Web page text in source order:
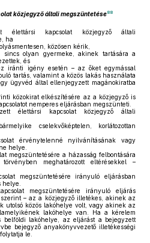
közjegyző általi megszüntetése88
kapcsolat közjegyző általi
ha
közösen kérik,
sincs olyan gyermeke, akinek tartására a
és
iránti igény esetén – az őket egymással
tartás, valamint a közös lakás használata
ügyvéd által ellenjegyzett magánokiratba
közokirat elkészítésére az a közjegyző is
nemperes eljárásban megszünteti.
élettársi kapcsolat közjegyző általi
cselekvőképtelen, korlátozottan
érvénytelenné nyilvánításának vagy
helye.
megszüntetésére a házasság felbontására
meghatározott eltérésekkel –
megszüntetésére irányuló eljárásban
megszüntetésére irányuló eljárás
– az a közjegyző illetékes, akinek az
utolsó közös lakóhelye volt, vagy akinek az
lakóhelye van. Ha a kérelem
belföldi lakóhelye, az eljárást a bejegyzett
bejegyző anyakönyvvezető illetékességi
le.